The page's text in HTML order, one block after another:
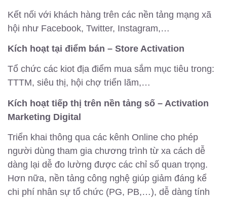
Kết nối với khách hàng trên các nền tảng mạng xã
hội như Facebook, Twitter, Instagram,…
Kích hoạt tại điểm bán – Store Activation
Tổ chức các kiot địa điểm mua sắm mục tiêu trong:
TTTM, siêu thị, hội chợ triển lãm,…
Kích hoạt tiếp thị trên nền tảng số – Activation
Marketing Digital
Triển khai thông qua các kênh Online cho phép
người dùng tham gia chương trình từ xa cách dễ
dàng lại dễ đo lường được các chỉ số quan trọng.
Hơn nữa, nền tảng công nghệ giúp giảm đáng kể
chi phí nhân sự tổ chức (PG, PB,…), dễ dàng tính